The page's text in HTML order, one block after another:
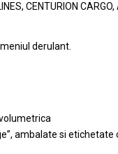
CENTURION
derulant.
ambalate si